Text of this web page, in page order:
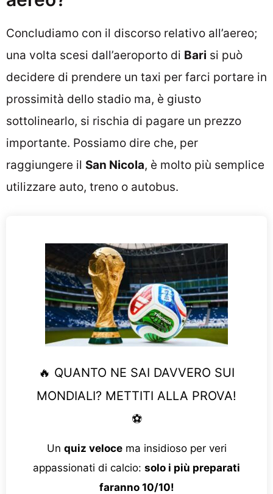
Concludiamo con il discorso relativo all’aereo;
una volta scesi dall’aeroporto di Bari si può
decidere di prendere un taxi per farci portare in
prossimità dello stadio ma, è giusto
sottolinearlo, si rischia di pagare un prezzo
importante. Possiamo dire che, per
raggiungere il San Nicola, è molto più semplice
utilizzare auto, treno o autobus.
🔥 QUANTO NE SAI DAVVERO SUI
MONDIALI? METTITI ALLA PROVA!
⚽
Un quiz velocema insidioso per veri
appassionati di calcio: solo i più preparati
faranno 10/10!